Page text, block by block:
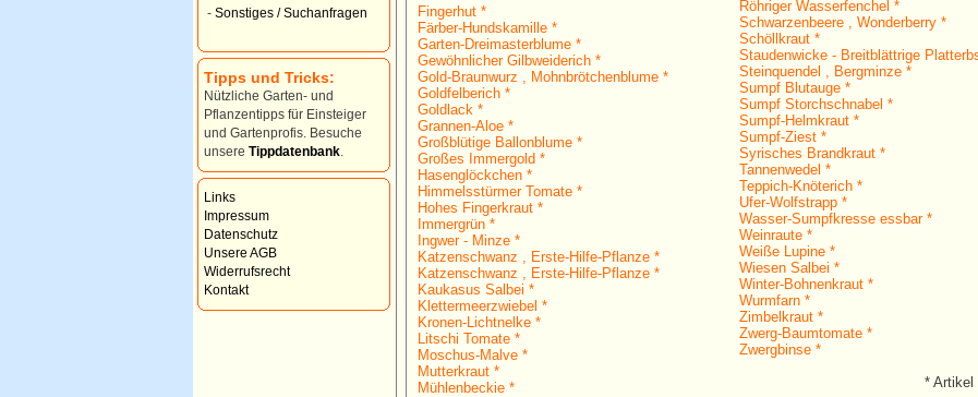
- Sonstiges / Suchanfragen
Tipps und Tricks:
Nützliche Garten- und
Pflanzentipps für Einsteiger
und Gartenprofis. Besuche
unsere Tippdatenbank
Links
Impressum
Datenschutz
Unsere AGB
Widerrufsrecht
Kontakt
Fingerhut *
Färber-Hundskamille *
Garten-Dreimasterblume *
Gewöhnlicher Gilbweiderich *
Gold-Braunwurz , Mohnbrötchenblume *
Goldfelberich *
Goldlack *
Grannen-Aloe *
Großblütige Ballonblume *
Großes Immergold *
Hasenglöckchen *
Himmelsstürmer Tomate *
Hohes Fingerkraut *
Immergrün *
Ingwer - Minze *
Katzenschwanz , Erste-Hilfe-Pflanze *
Katzenschwanz , Erste-Hilfe-Pflanze *
Kaukasus Salbei *
Klettermeerzwiebel *
Kronen-Lichtnelke *
Litschi Tomate *
Moschus-Malve *
Mutterkraut *
Mühlenbeckie *
Röhriger Wasserfenchel *
Schwarzenbeere , Wonderberry *
Schöllkraut *
Staudenwicke - Breitblättrige
Steinquendel , Bergminze *
Sumpf Blutauge *
Sumpf Storchschnabel *
Sumpf-Helmkraut *
Sumpf-Ziest *
Syrisches Brandkraut *
Tannenwedel *
Teppich-Knöterich *
Ufer-Wolfstrapp *
Wasser-Sumpfkresse essbar *
Weinraute *
Weiße Lupine *
Wiesen Salbei *
Winter-Bohnenkraut *
Wurmfarn *
Zimbelkraut *
Zwerg-Baumtomate *
Zwergbinse *
* Artikel